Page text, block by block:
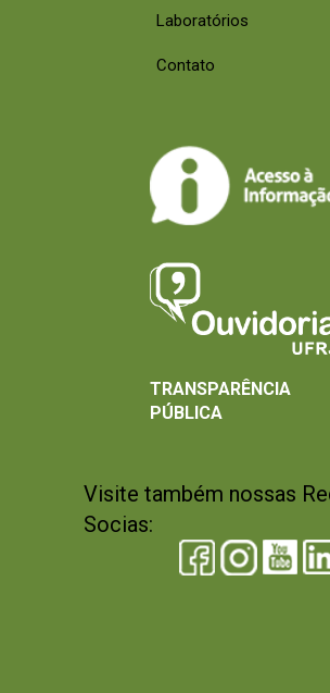
Laboratórios
Contato
Visite também nossas
Socias:
TRANSPARÊNCIA
PÚBLICA